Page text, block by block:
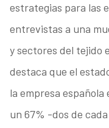
estrategias para las
entrevistas a una
y sectores del tejido
destaca que el
la empresa
un 67% -dos de